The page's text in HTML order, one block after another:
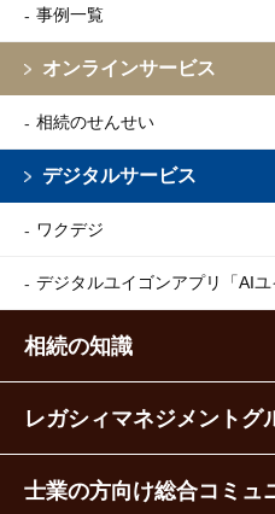
事例一覧
オンラインサービス
相続のせんせい
デジタルサービス
ワクデジ
デジタルユイゴンアプリ 「AI
相続の知識
レガシィマネジメントグ
士業の方向け総合コミュ